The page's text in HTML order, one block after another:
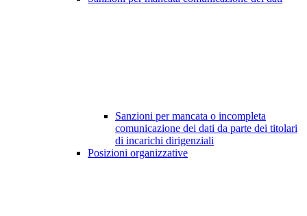
Sanzioni per mancata o incompleta
comunicazione dei dati da parte dei titolari
di incarichi dirigenziali
Posizioni organizzative